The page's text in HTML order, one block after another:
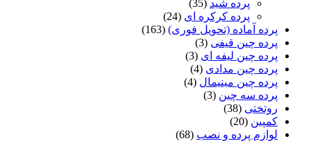
پرده شید (35)
پرده کرکره ای (24)
پرده آماده (تحویل فوری) (163)
پرده چین قیفی (3)
پرده چین لیفه ای (3)
پرده چین مدادی (4)
پرده چین مینیمال (4)
پرده سه چین (3)
روتختی (38)
کمپین (20)
لوازم پرده و نصب (68)